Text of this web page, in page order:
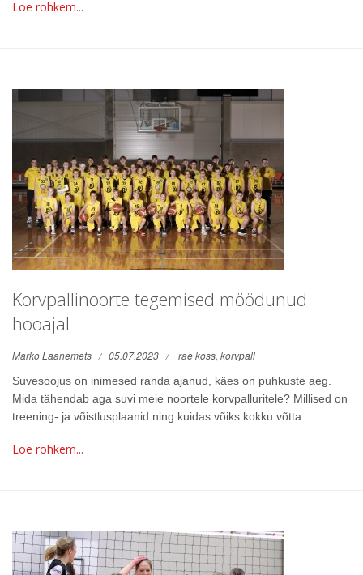
Loe rohkem...
Korvpallinoorte tegemised möödunud
hooajal
Marko Laanemets 05.07.2023 rae koss, korvpall
Suvesoojus on inimesed randa ajanud, käes on puhkuste aeg.
Mida tähendab aga suvi meie noortele korvpalluritele? Millised on
treening- ja võistlusplaanid ning kuidas võiks kokku võtta ...
Loe rohkem...